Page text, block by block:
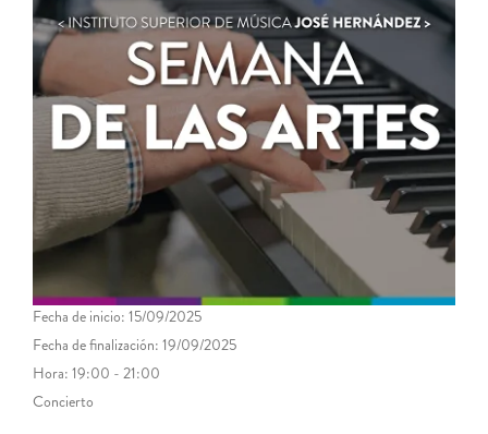
Fecha de inicio: 15/09/2025
Fecha de finalización: 19/09/2025
Hora: 19:00 - 21:00
Concierto